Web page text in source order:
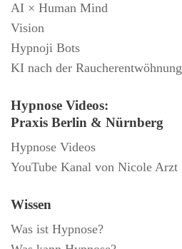
AI × Human Mind
Vision
Hypnoji Bots
KI nach der Raucherentwöhnung
Hypnose Videos:
Praxis Berlin & Nürnberg
Hypnose Videos
YouTube Kanal von Nicole Arzt
Wissen
Was ist Hypnose?